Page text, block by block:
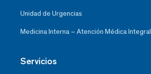
Unidad de Urgencias
Medicina Interna – Atención Médica Integral
Servicios